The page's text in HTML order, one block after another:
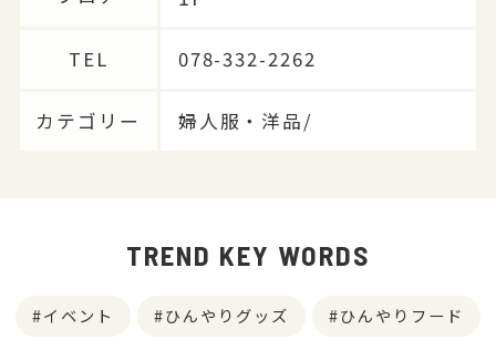
TEL 078-332-2262
カテゴリー 婦人服・洋品/
TREND KEY WORDS
イベント ひんやりグッズ ひんやりフード